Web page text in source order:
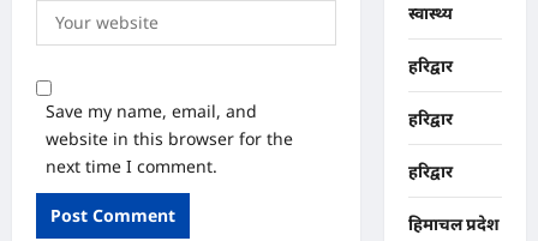
Save my name, email, and
website in this browser for the
next time I comment.
स्वास्थ्य
हरिद्वार
हरिद्वार
हरिद्वार
हिमाचल प्रदेश